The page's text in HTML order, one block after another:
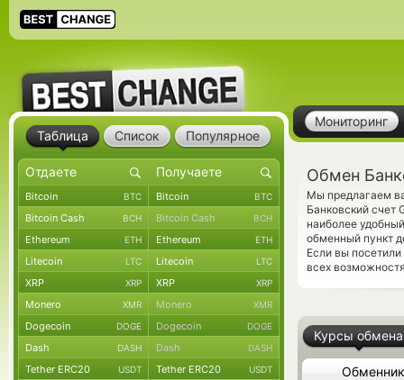
Мониторинг
Обмен
Мы предлагаем
Банковский счет
наиболее
обменный пункт
Если вы
всех
Курсы обмена
Обменник
Таблица Список Популярное
Bitcoin BTC Bitcoin BTC
Bitcoin Cash BCH Bitcoin Cash BCH
Ethereum ETH Ethereum ETH
Litecoin LTC Litecoin LTC
XRP XRP XRP XRP
Monero XMR Monero XMR
Dogecoin DOGE Dogecoin DOGE
Dash DASH Dash DASH
Tether ERC20 USDT Tether ERC20 USDT